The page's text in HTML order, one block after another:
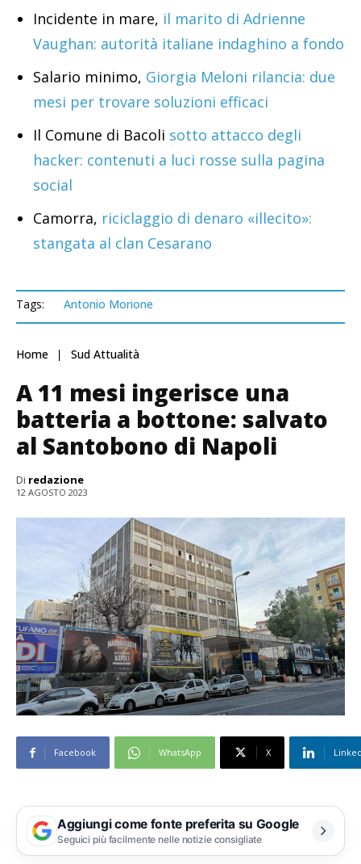
Incidente in mare, il marito di Adrienne
Vaughan: autorità italiane indaghino a fondo
Salario minimo, Giorgia Meloni rilancia: due
mesi per trovare soluzioni efficaci
Il Comune di Bacoli sotto attacco degli
hacker: contenuti a luci rosse sulla pagina
social
Camorra, riciclaggio di denaro «illecito»:
stangata al clan Cesarano
Tags: Antonio Morione
Home Sud Attualità
A 11 mesi ingerisce una
batteria a bottone: salvato
al Santobono di Napoli
Di redazione
12 AGOSTO 2023
Facebook WhatsApp X
Aggiungi come fonte preferita su Google
Seguici più facilmente nelle notizie consigliate